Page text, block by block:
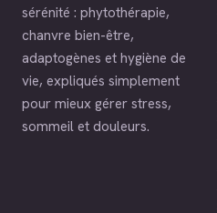
sérénité : phytothérapie,
chanvre bien-être,
adaptogènes et hygiène de
vie, expliqués simplement
pour mieux gérer stress,
sommeil et douleurs.